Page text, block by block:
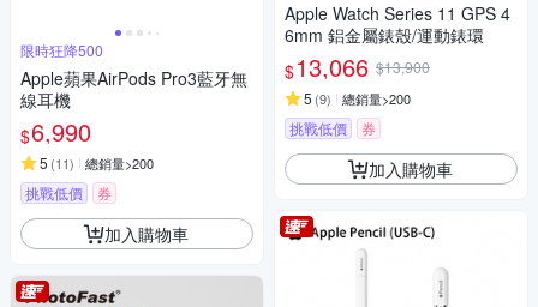
限時狂降500
Apple蘋果AirPods Pro3藍牙無
線耳機
$6,990
5 (11) 總銷量>200
挑戰低價 券
加入購物車
Apple Watch Series 11 GPS 4
6mm 鋁金屬錶殼/運動錶環
$13,066 $13,900
5 (9) 總銷量>200
挑戰低價 券
加入購物車